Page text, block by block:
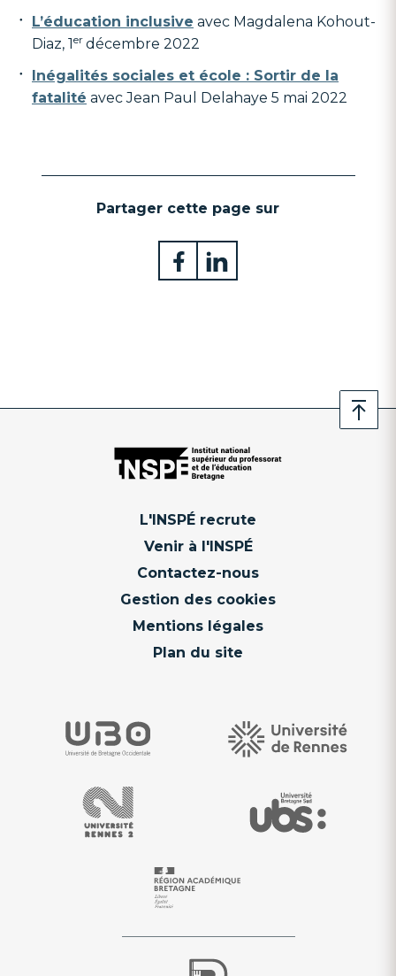
L’éducation inclusive avec Magdalena Kohout-
Diaz, 1er décembre 2022
Inégalités sociales et école : Sortir de la
fatalité avec Jean Paul Delahaye 5 mai 2022
Partager cette page sur
L'INSPÉ recrute
Venir à l'INSPÉ
Contactez-nous
Gestion des cookies
Mentions légales
Plan du site